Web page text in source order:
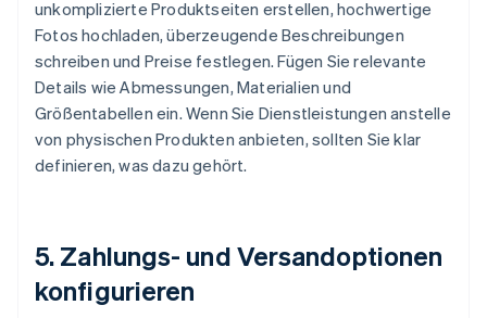
unkomplizierte Produktseiten erstellen, hochwertige
Fotos hochladen, überzeugende Beschreibungen
schreiben und Preise festlegen. Fügen Sie relevante
Details wie Abmessungen, Materialien und
Größentabellen ein. Wenn Sie Dienstleistungen anstelle
von physischen Produkten anbieten, sollten Sie klar
definieren, was dazu gehört.
5. Zahlungs- und Versandoptionen
konfigurieren